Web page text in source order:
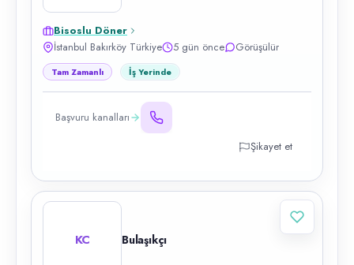
Bisoslu Döner
İstanbul Bakırköy Türkiye
5 gün önce Görüşülür
Tam Zamanlı İş Yerinde
Başvuru kanalları
Şikayet et
KC Bulaşıkçı